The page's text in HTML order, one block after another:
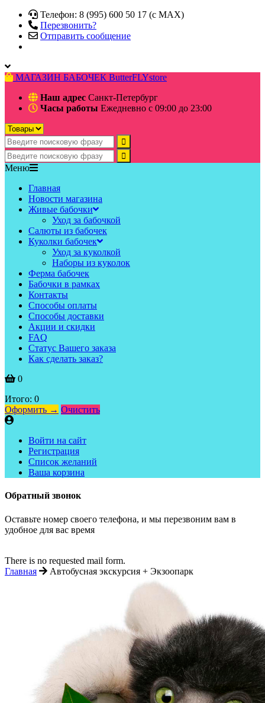
Телефон: 8 (995) 600 50 17 (c MAX)
Перезвонить?
Отправить сообщение
МАГАЗИН БАБОЧЕК ButterFLYstore
Наш адрес Санкт-Петербург
Часы работы Ежедневно с 09:00 до 23:00
Меню
Главная
Новости магазина
Живые бабочки
Уход за бабочкой
Салюты из бабочек
Куколки бабочек
Уход за куколкой
Наборы из куколок
Ферма бабочек
Бабочки в рамках
Контакты
Способы оплаты
Способы доставки
Акции и скидки
FAQ
Статус Вашего заказа
Как сделать заказ?
0
Итого: 0
Оформить → Очистить
Войти на сайт
Регистрация
Список желаний
Ваша корзина
Обратный звонок
Оставьте номер своего телефона, и мы перезвоним вам в
удобное для вас время
There is no requested mail form.
Главная
Автобусная экскурсия + Экзоопарк